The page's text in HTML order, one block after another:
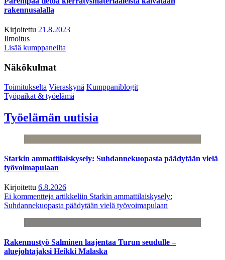
rakennusalalla
Kirjoitettu 21.8.2023
Ilmoitus
Lisää kumppaneilta
Näkökulmat
Toimitukselta Vieraskynä Kumppaniblogit
Työpaikat & työelämä
Työelämän uutisia
Starkin ammattilaiskysely: Suhdannekuopasta päädytään vielä
työvoimapulaan
Kirjoitettu 6.8.2026
Ei kommentteja artikkeliin Starkin ammattilaiskysely:
Suhdannekuopasta päädytään vielä työvoimapulaan
Rakennustyö Salminen laajentaa Turun seudulle –
aluejohtajaksi Heikki Malaska